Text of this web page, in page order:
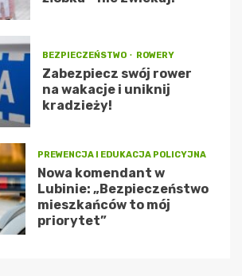
BEZPIECZEŃSTWO ROWERY
Zabezpiecz swój rower
na wakacje i uniknij
kradzieży!
PREWENCJA I EDUKACJA POLICYJNA
Nowa komendant w
Lubinie: „Bezpieczeństwo
mieszkańców to mój
priorytet”